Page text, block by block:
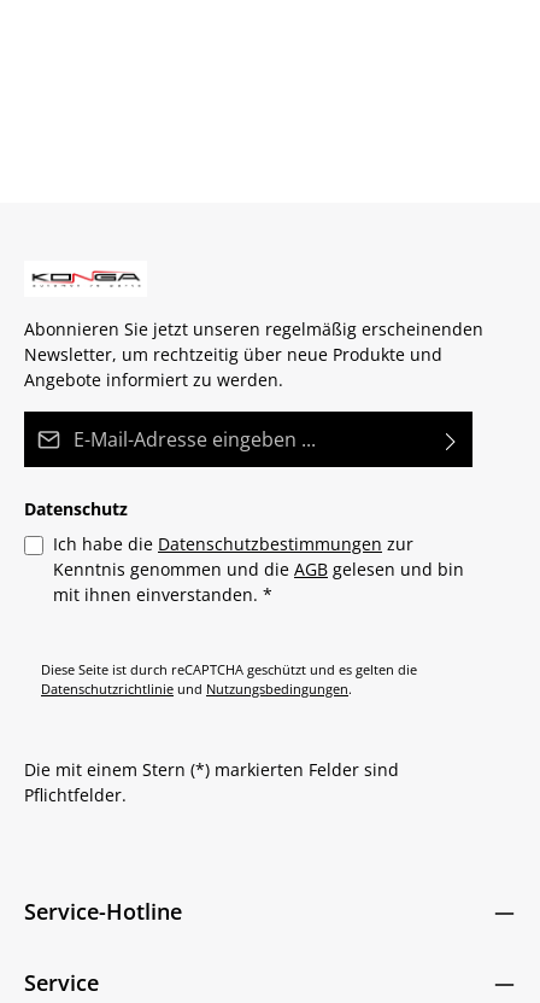
Abonnieren Sie jetzt unseren regelmäßig erscheinenden
Newsletter, um rechtzeitig über neue Produkte und
Angebote informiert zu werden.
Datenschutz
Ich habe die Datenschutzbestimmungen zur
Kenntnis genommen und die AGB gelesen und bin
mit ihnen einverstanden. *
Diese Seite ist durch reCAPTCHA geschützt und es gelten die
Datenschutzrichtlinie und Nutzungsbedingungen.
Die mit einem Stern (*) markierten Felder sind
Pflichtfelder.
Service-Hotline
Service